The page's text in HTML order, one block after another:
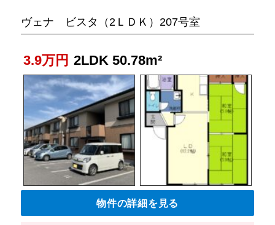
ヴェナ ビスタ（2ＬＤＫ）207号室
3.9万円 2LDK 50.78m²
物件の詳細を見る